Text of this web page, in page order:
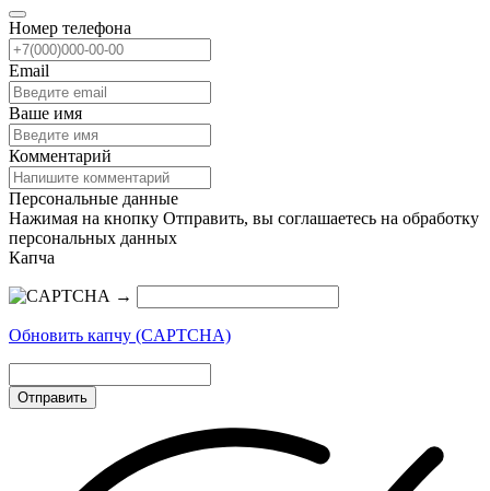
Номер телефона
Email
Ваше имя
Комментарий
Персональные данные
Нажимая на кнопку Отправить, вы соглашаетесь на обработку
персональных данных
Капча
→
Обновить капчу (CAPTCHA)
Отправить